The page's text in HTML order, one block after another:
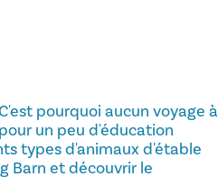
pourquoi aucun voyage à
un peu d'éducation
types d'animaux d'étable
Barn et découvrir le